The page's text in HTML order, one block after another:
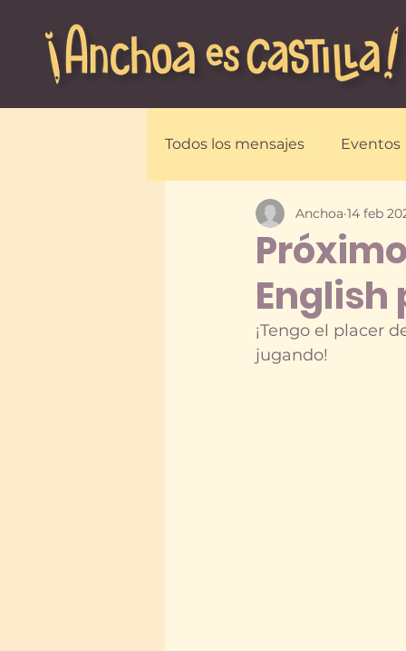
Todos los mensajes Eventos
Programas Recursos
Anchoa 14 feb
¡Tengo el placer
jugando!